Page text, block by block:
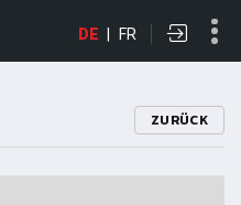
DE | FR
ZURÜCK